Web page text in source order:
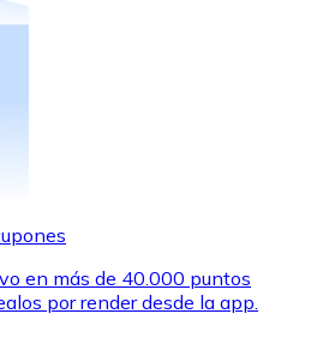
de tus marcas favoritas con
regalo
en más de 40.000 puntos
por render desde la app.